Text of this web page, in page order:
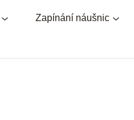
Zapínání náušnic